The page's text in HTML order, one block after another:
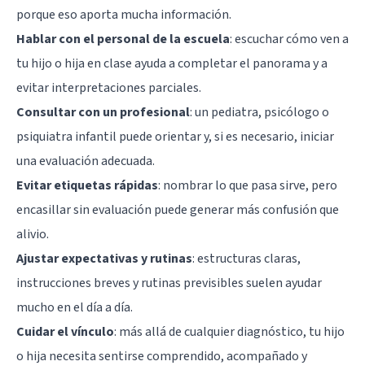
porque eso aporta mucha información.
Hablar con el personal de la escuela: escuchar cómo ven a
tu hijo o hija en clase ayuda a completar el panorama y a
evitar interpretaciones parciales.
Consultar con un profesional: un pediatra, psicólogo o
psiquiatra infantil puede orientar y, si es necesario, iniciar
una evaluación adecuada.
Evitar etiquetas rápidas: nombrar lo que pasa sirve, pero
encasillar sin evaluación puede generar más confusión que
alivio.
Ajustar expectativas y rutinas: estructuras claras,
instrucciones breves y rutinas previsibles suelen ayudar
mucho en el día a día.
Cuidar el vínculo: más allá de cualquier diagnóstico, tu hijo
o hija necesita sentirse comprendido, acompañado y